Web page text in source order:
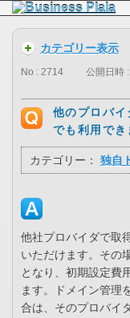
カテゴリー表示
No : 2714 公開日時
他のプロバ
でも利用でき
カテゴリー： 独自
他社プロバイダで取
いただけます。その
となり、初期設定費
ます。ドメイン管理
合は、そのプロバイ